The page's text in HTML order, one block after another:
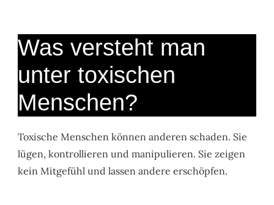
Was versteht man
unter toxischen
Menschen?
Toxische Menschen können anderen schaden. Sie
lügen, kontrollieren und manipulieren. Sie zeigen
kein Mitgefühl und lassen andere erschöpfen.